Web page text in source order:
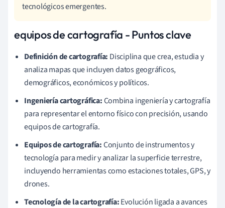
tecnológicos emergentes.
equipos de cartografía - Puntos clave
Definición de cartografía: Disciplina que crea, estudia y
analiza mapas que incluyen datos geográficos,
demográficos, económicos y políticos.
Ingeniería cartográfica:Combina ingeniería y cartografía
para representar el entorno físico con precisión, usando
equipos de cartografía.
Equipos de cartografía:Conjunto de instrumentos y
tecnología para medir y analizar la superficie terrestre,
incluyendo herramientas como estaciones totales, GPS, y
drones.
Tecnología de la cartografía:Evolución ligada a avances